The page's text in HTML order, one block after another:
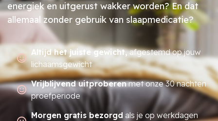
energiek en uitgerust wakker worden? En dat
allemaal zonder gebruik van slaapmedicatie?
Altijd het juiste gewicht,afgestemd op jouw
lichaamsgewicht
Vrijblijvend uitproberenmet onze 30 nachten
proefperiode
Morgen gratis bezorgd als je op werkdagen